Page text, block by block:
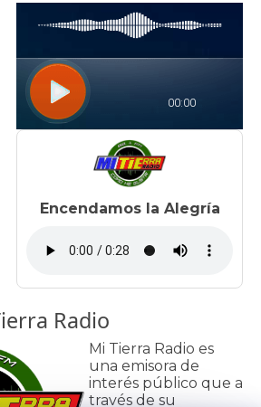
Encendamos la Alegría
Radio
Mi Tierra Radio es
una emisora de
interés público que a
través de su